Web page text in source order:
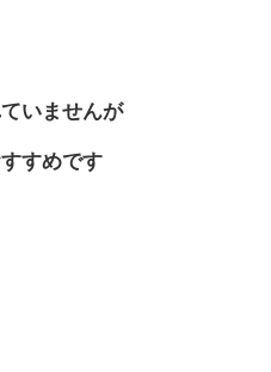
いませんが
すめです